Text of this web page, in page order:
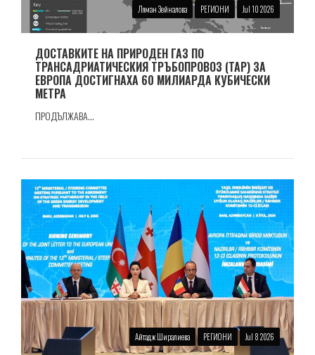
Ляман Зейналова РЕГИОНИ Jul 10 2026
ДОСТАВКИТЕ НА ПРИРОДЕН ГАЗ ПО
ТРАНСАДРИАТИЧЕСКИЯ ТРЪБОПРОВОЗ (TAP) ЗА
ЕВРОПА ДОСТИГНАХА 60 МИЛИАРДА КУБИЧЕСКИ
МЕТРА
ПРОДЪЛЖАВА...
Айтадж Ширалиева РЕГИОНИ Jul 8 2026